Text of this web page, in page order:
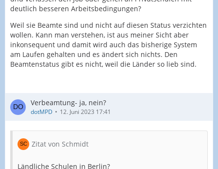
deutlich besseren Arbeitsbedingungen?
Weil sie Beamte sind und nicht auf diesen Status verzichten
wollen. Kann man verstehen, ist aus meiner Sicht aber
inkonsequent und damit wird auch das bisherige System
am Laufen gehalten und es ändert sich nichts. Den
Beamtenstatus gibt es nicht, weil die Länder so lieb sind.
Verbeamtung- ja, nein?
dotMPD 12. Juni 2023 17:41
Zitat von Schmidt
Ländliche Schulen in Berlin?